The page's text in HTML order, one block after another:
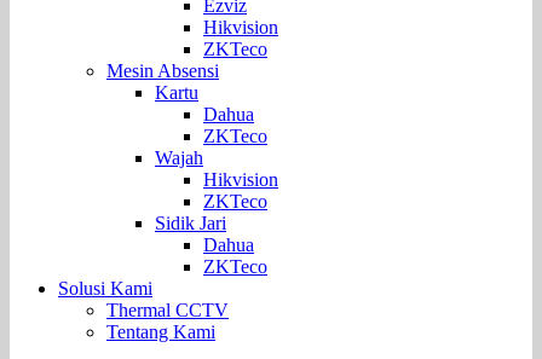
Ezviz
Hikvision
ZKTeco
Mesin Absensi
Kartu
Dahua
ZKTeco
Wajah
Hikvision
ZKTeco
Sidik Jari
Dahua
ZKTeco
Solusi Kami
Thermal CCTV
Tentang Kami